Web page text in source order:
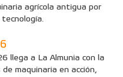
agrícola antigua por
llega a La Almunia con la
maquinaria en acción,